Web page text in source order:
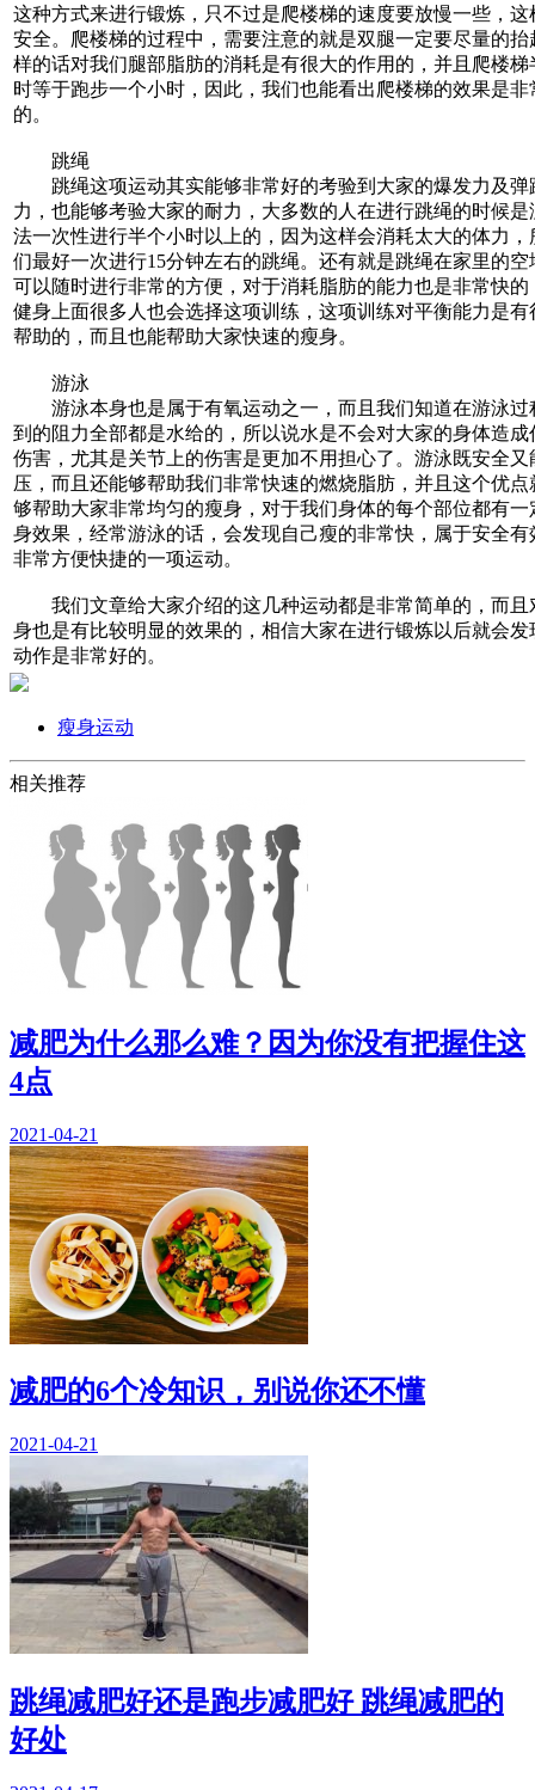
这种方式来进行锻炼，只不过是爬楼梯的速度要放慢一些，这
安全。爬楼梯的过程中，需要注意的就是双腿一定要尽量的抬
样的话对我们腿部脂肪的消耗是有很大的作用的，并且爬楼梯
时等于跑步一个小时，因此，我们也能看出爬楼梯的效果是非
的。
跳绳
跳绳这项运动其实能够非常好的考验到大家的爆发力及弹
力，也能够考验大家的耐力，大多数的人在进行跳绳的时候是
法一次性进行半个小时以上的，因为这样会消耗太大的体力，
们最好一次进行15分钟左右的跳绳。还有就是跳绳在家里的空
可以随时进行非常的方便，对于消耗脂肪的能力也是非常快的
健身上面很多人也会选择这项训练，这项训练对平衡能力是有
帮助的，而且也能帮助大家快速的瘦身。
游泳
游泳本身也是属于有氧运动之一，而且我们知道在游泳过
到的阻力全部都是水给的，所以说水是不会对大家的身体造成
伤害，尤其是关节上的伤害是更加不用担心了。游泳既安全又
压，而且还能够帮助我们非常快速的燃烧脂肪，并且这个优点
够帮助大家非常均匀的瘦身，对于我们身体的每个部位都有一
身效果，经常游泳的话，会发现自己瘦的非常快，属于安全有
非常方便快捷的一项运动。
我们文章给大家介绍的这几种运动都是非常简单的，而且
身也是有比较明显的效果的，相信大家在进行锻炼以后就会发
动作是非常好的。
瘦身运动
相关推荐
减肥为什么那么难？因为你没有把握住这
4点
2021-04-21
减肥的6个冷知识，别说你还不懂
2021-04-21
跳绳减肥好还是跑步减肥好 跳绳减肥的
好处